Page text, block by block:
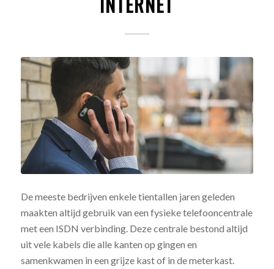
De meeste bedrijven enkele tientallen jaren geleden
maakten altijd gebruik van een fysieke telefooncentrale
met een ISDN verbinding. Deze centrale bestond altijd
uit vele kabels die alle kanten op gingen en
samenkwamen in een grijze kast of in de meterkast.